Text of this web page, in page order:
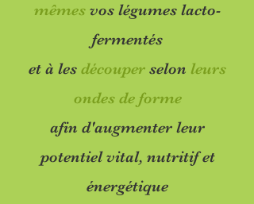
mêmes vos légumes lacto-
fermentés
et à les découper selon leurs
ondes de forme
afin d'augmenter leur
potentiel vital, nutritif et
énergétique